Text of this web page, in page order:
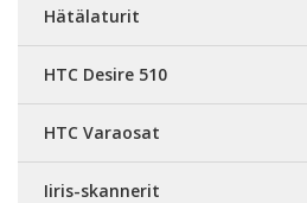
Hätälaturit
HTC Desire 510
HTC Varaosat
Iiris-skannerit